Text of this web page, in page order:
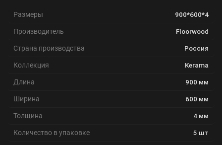
Размеры 900*600*4
Производитель Floorwood
Страна производства Россия
Коллекция Kerama
Длина 900 мм
Ширина 600 мм
Толщина 4 мм
Количество в упаковке 5 шт